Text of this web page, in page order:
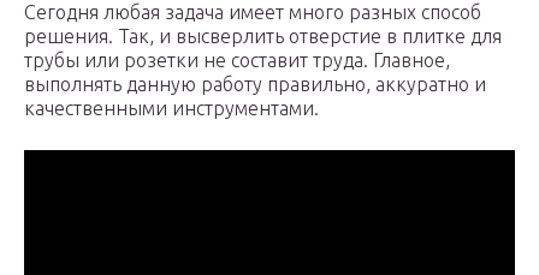
Сегодня любая задача имеет много разных способ
решения. Так, и высверлить отверстие в плитке для
трубы или розетки не составит труда. Главное,
выполнять данную работу правильно, аккуратно и
качественными инструментами.